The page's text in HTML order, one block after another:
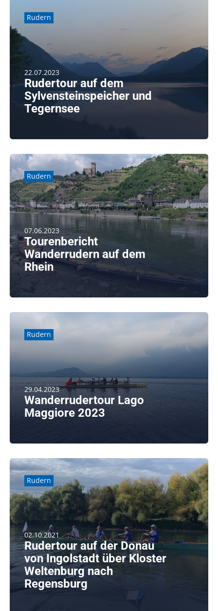
Rudern
22.07.2023
Rudertour auf dem
Sylvensteinspeicher und
Tegernsee
Rudern
07.06.2023
Tourenbericht
Wanderrudern auf dem
Rhein
Rudern
29.04.2023
Wanderrudertour Lago
Maggiore 2023
Rudern
02.10.2021
Rudertour auf der Donau
von Ingolstadt über Kloster
Weltenburg nach
Regensburg